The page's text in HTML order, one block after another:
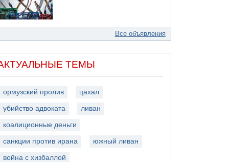
Все объявления
ТЕМЫ
ормузский пролив цахал
убийство адвоката ливан
коалиционные деньги
санкции против ирана южный ливан
война с хизбаллой